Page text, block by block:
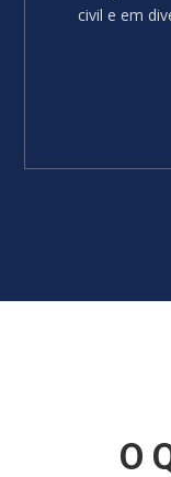
civil e em
O